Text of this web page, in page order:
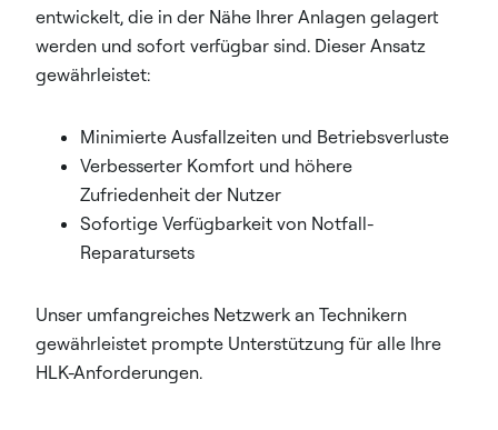
entwickelt, die in der Nähe Ihrer Anlagen gelagert
werden und sofort verfügbar sind. Dieser Ansatz
gewährleistet:
Minimierte Ausfallzeiten und Betriebsverluste
Verbesserter Komfort und höhere
Zufriedenheit der Nutzer
Sofortige Verfügbarkeit von Notfall-
Reparatursets
Unser umfangreiches Netzwerk an Technikern
gewährleistet prompte Unterstützung für alle Ihre
HLK-Anforderungen.